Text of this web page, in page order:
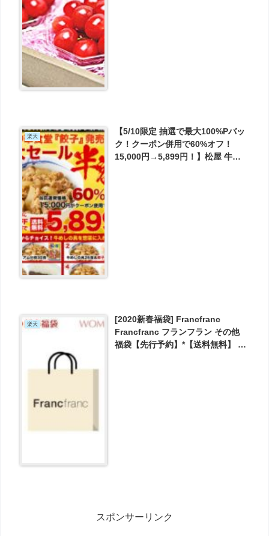
楽天
【5/10限定 抽選で最大100%Pバッ
ク！クーポン併用で60%オフ！
15,000円→5,899円！】松屋 牛め
楽天
[2020新春福袋] Francfranc
Francfranc フランフラン その他
福袋【先行予約】*【送料無料】 が
スポンサーリンク